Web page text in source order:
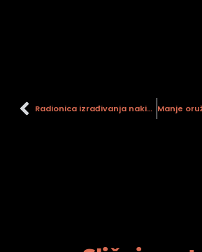
Radionica izrađivanja nakita 4. dio